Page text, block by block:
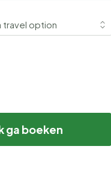
travel option
ga boeken